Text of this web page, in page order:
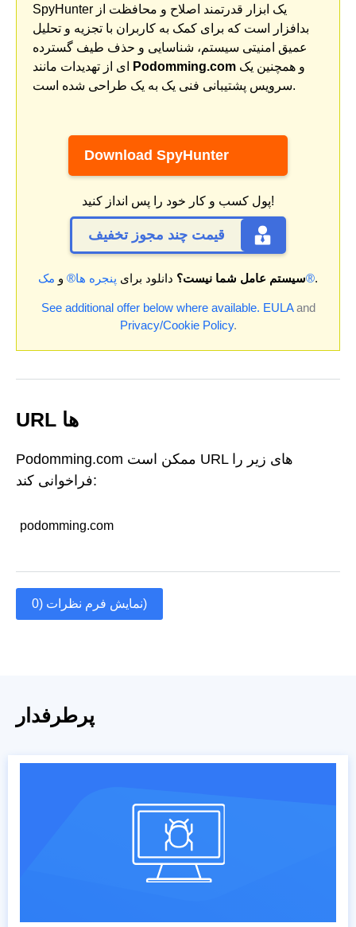
SpyHunter یک ابزار قدرتمند اصلاح و محافظت از
بدافزار است که برای کمک به کاربران با تجزیه و تحلیل
عمیق امنیتی سیستم، شناسایی و حذف طیف گسترده
Podomming.com
سرویس پشتیبانی فنی یک به یک طراحی شده است.
Download SpyHunter
پول کسب و کار خود را پس انداز کنید!
قیمت چند مجوز تخفیف
سیستم عامل شما نیست؟ دانلود برای پنجره ها® و مک®.
See additional offer below where available. EULAand
Privacy/Cookie Policy.
URL ها
Podomming.com ممکن است URL های زیر را
فراخوانی کند:
podomming.com
نمایش فرم نظرات (0)
پرطرفدار